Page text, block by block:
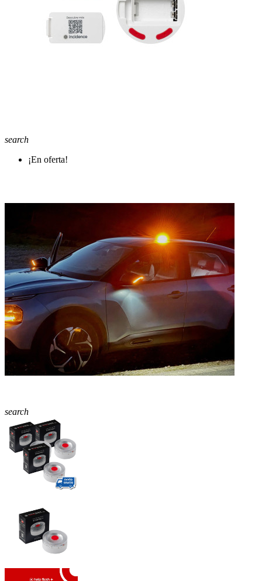
search
¡En oferta!
search